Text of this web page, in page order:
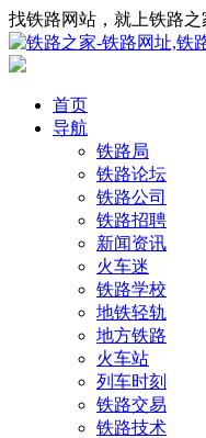
找铁路网站，就上铁路之
首页
导航
铁路局
铁路论坛
铁路公司
铁路招聘
新闻资讯
火车迷
铁路学校
地铁轻轨
地方铁路
火车站
列车时刻
铁路交易
铁路技术